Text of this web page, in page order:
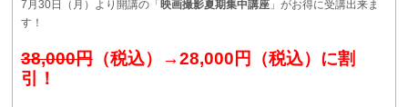
7月30日（月）より開講の「 映画撮影夏期集中講座」がお得に受講出来ま
す！
38,000円（税込）→28,000円（税込）に割
引！